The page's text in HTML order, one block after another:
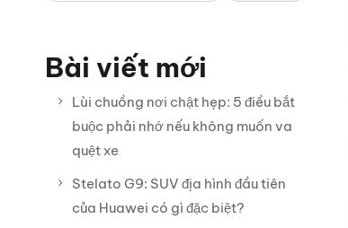
Bài viết mới
Lùi chuồng nơi chật hẹp: 5 điều bắt
buộc phải nhớ nếu không muốn va
quệt xe
Stelato G9: SUV địa hình đầu tiên
của Huawei có gì đặc biệt?